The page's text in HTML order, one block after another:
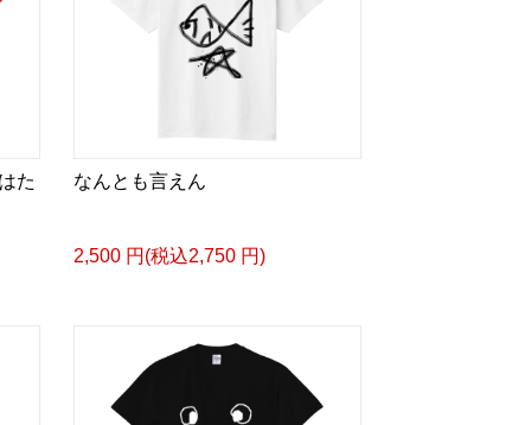
た
なんとも言えん
2,500 円(税込2,750 円)